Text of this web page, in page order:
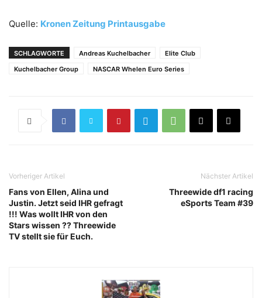
Quelle: Kronen Zeitung Printausgabe
SCHLAGWORTE Andreas Kuchelbacher
Elite Club
Kuchelbacher Group
NASCAR Whelen Euro Series
Vorheriger Artikel
Fans von Ellen, Alina und
Justin. Jetzt seid IHR gefragt
!!! Was wollt IHR von den
Stars wissen ?? Threewide
TV stellt sie für Euch.
Nächster Artikel
Threewide df1 racing
eSports Team #39